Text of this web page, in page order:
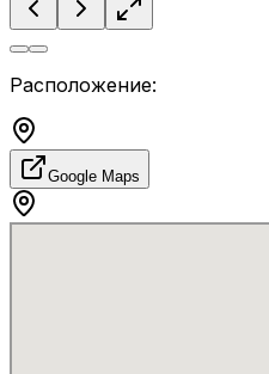
Расположение:
Google Maps